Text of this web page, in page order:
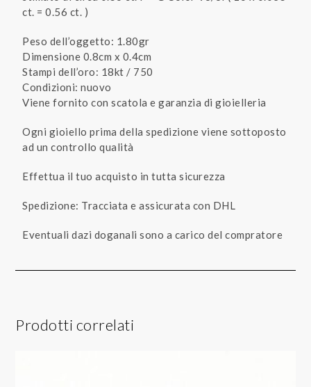
ct. = 0.56 ct. )
Peso dell’oggetto: 1.80gr
Dimensione 0.8cm x 0.4cm
Stampi dell’oro: 18kt / 750
Condizioni: nuovo
Viene fornito con scatola e garanzia di gioielleria
Ogni gioiello prima della spedizione viene sottoposto
ad un controllo qualità
Effettua il tuo acquisto in tutta sicurezza
Spedizione: Tracciata e assicurata con DHL
Eventuali dazi doganali sono a carico del compratore
Prodotti correlati